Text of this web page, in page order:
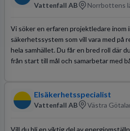
Vattenfall AB Norrbottens
Vi söker en erfaren projektledare inom
säkerhetssystem som vill vara med på
hela samhället. Du får en bred roll där
från start till mål och samarbetar med
Elsäkerhetsspecialist
Vattenfall AB Västra
Vill du bli en viktig del av